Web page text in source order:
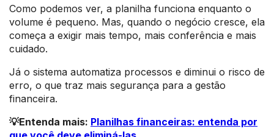
Como podemos ver, a planilha funciona enquanto o
volume é pequeno. Mas, quando o negócio cresce, ela
começa a exigir mais tempo, mais conferência e mais
cuidado.
Já o sistema automatiza processos e diminui o risco de
erro, o que traz mais segurança para a gestão
financeira.
💡Entenda mais: Planilhas financeiras: entenda por